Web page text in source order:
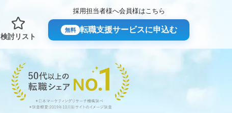
検討リスト
採用担当者様へ会員様はこちら
無料 転職支援サービスに申込む